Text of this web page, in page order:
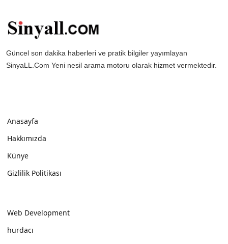
Güncel son dakika haberleri ve pratik bilgiler yayımlayan
SinyaLL.Com Yeni nesil arama motoru olarak hizmet vermektedir.
Anasayfa
Hakkımızda
Künye
Gizlilik Politikası
Web Development
hurdacı